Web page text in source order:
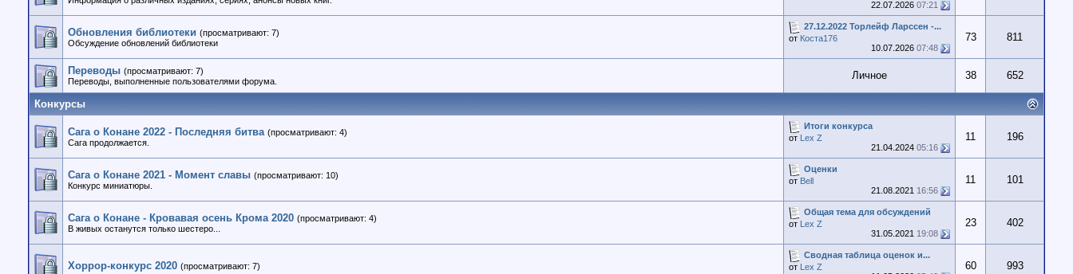
22.07.2026 07:21
Обновления библиотеки (просматривают: 7)
Обсуждение обновлений библиотеки
27.12.2022 Торлейф Ларссен -...
от Коста176
10.07.2026 07:48
73 811
Переводы (просматривают: 7)
Переводы, выполненные пользователями форума.
Личное 38 652
Конкурсы
Сага о Конане 2022 - Последняя битва (просматривают: 4)
Сага продолжается.
Итоги конкурса
от Lex Z
21.04.2024 05:16
11 196
Сага о Конане 2021 - Момент славы (просматривают: 10)
Конкурс миниатюры.
Оценки
от Bell
21.08.2021 16:56
11 101
Сага о Конане - Кровавая осень Крома 2020 (просматривают: 4)
В живых останутся только шестеро...
Общая тема для обсуждений
от Lex Z
31.05.2021 19:08
23 402
Хоррор-конкурс 2020 (просматривают: 7)
Сводная таблица оценок и...
от Lex Z
60 993